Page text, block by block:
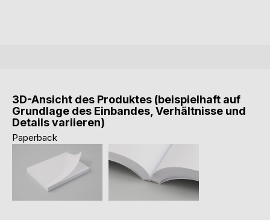
3D-Ansicht des Produktes (beispielhaft auf
Grundlage des Einbandes, Verhältnisse und
Details variieren)
Paperback